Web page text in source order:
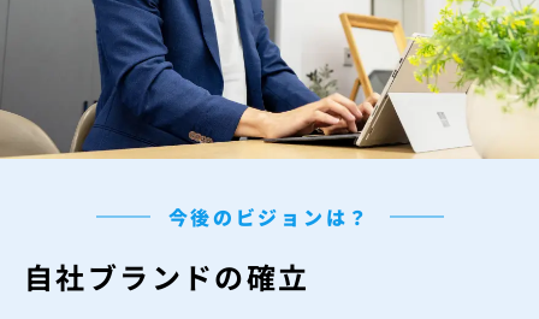
今後のビジョンは？
自社ブランドの確立